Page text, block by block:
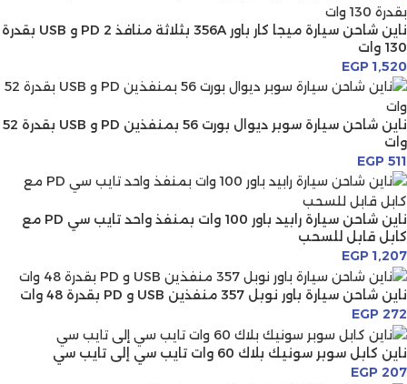
ناين شاحن سيارة ميجا كار باور 356A بثلاثة منافذ 2 PD و USB بقدرة
130 وات
EGP 1,520
ناين شاحن سيارة سوبر ديوال بورت 56 بمنفذين PD و USB بقدرة 52
وات
EGP 511
ناين شاحن سيارة رابيد باور 100 وات بمنفذ واحد تايب سي PD مع
كابل قابل للسحب
EGP 1,207
ناين شاحن سيارة باور نوبل 357 منفذين USB و PD بقدرة 48 وات
EGP 272
ناين كابل سوبر سونيك بلاك 60 وات تايب سي إلى تايب سي
EGP 207